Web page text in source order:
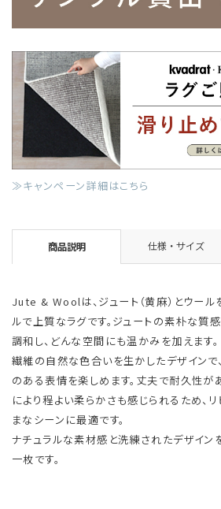
≫キャンペーン詳細はこちら
商品説明 仕様・サイズ
Jute & Woolは、ジュート（黄麻）とウー
ルで上質なラグです。ジュートの素朴な質
調和し、どんな空間にも温かみを加えます。
繊維の自然な色合いを生かしたデザインで
のある表情を楽しめます。丈夫で耐久性が
により程よい柔らかさも感じられるため、
まなシーンに最適です。
ナチュラルな素材感と洗練されたデザイン
一枚です。